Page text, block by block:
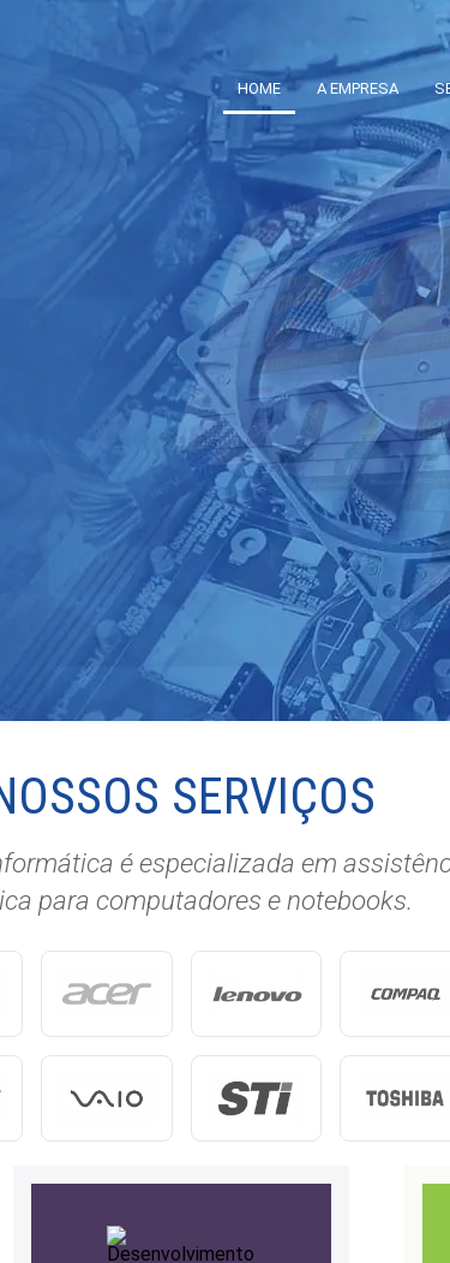
HOME A EMPRESA
Web
SERVIÇOS
é especializada em
para computadores e notebooks.